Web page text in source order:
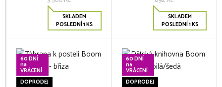
SKLADEM
POSLEDNÍ 1 KS
SKLADEM
POSLEDNÍ 1 KS
60 DNÍ
na
VRÁCENÍ
DOPRODEJ
60 DNÍ
na
VRÁCENÍ
DOPRODEJ